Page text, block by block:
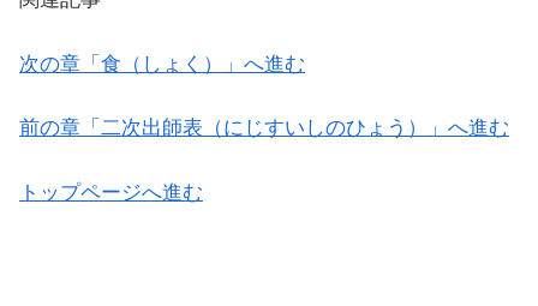
次の章「食（しょく）」へ進む
前の章「二次出師表（にじすいしのひょう）」へ進む
トップページへ進む